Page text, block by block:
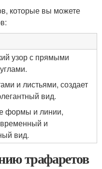
которые вы можете
узор с прямыми
и листьями, создает
вид.
формы и линии,
и
вид.
трафаретов